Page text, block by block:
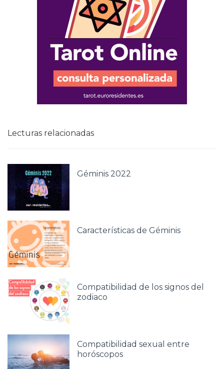
Lecturas relacionadas
Géminis 2022
Características de Géminis
Compatibilidad de los signos del
zodiaco
Compatibilidad sexual entre
horóscopos